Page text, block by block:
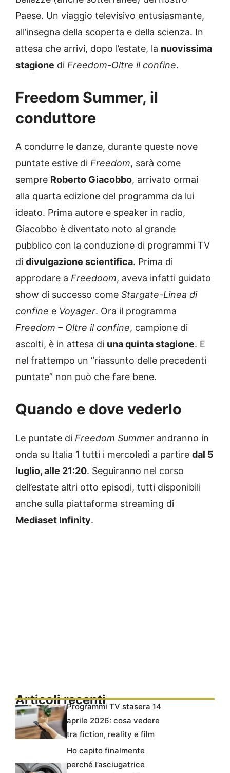
Paese. Un viaggio televisivo entusiasmante,
all’insegna della scoperta e della scienza. In
attesa che arrivi, dopo l’estate, la nuovissima
stagione di Freedom-Oltre il confine.
Freedom Summer, il
conduttore
A condurre le danze, durante queste nove
puntate estive di Freedom, sarà come
sempre Roberto Giacobbo, arrivato ormai
alla quarta edizione del programma da lui
ideato. Prima autore e speaker in radio,
Giacobbo è diventato noto al grande
pubblico con la conduzione di programmi TV
di divulgazione scientifica. Prima di
approdare a Freedoom, aveva infatti guidato
show di successo come Stargate-Linea di
confine e Voyager. Ora il programma
Freedom – Oltre il confine, campione di
ascolti, è in attesa di una quinta stagione. E
nel frattempo un “riassunto delle precedenti
puntate” non può che fare bene.
Quando e dove vederlo
Le puntate di Freedom Summer andranno in
onda su Italia 1 tutti i mercoledì a partire dal 5
luglio, alle 21:20. Seguiranno nel corso
dell’estate altri otto episodi, tutti disponibili
anche sulla piattaforma streaming di
Mediaset Infinity.
Articoli recentiProgrammi TV stasera 14
aprile 2026: cosa vedere
tra fiction, reality e film
Ho capito finalmente
perché l’asciugatrice